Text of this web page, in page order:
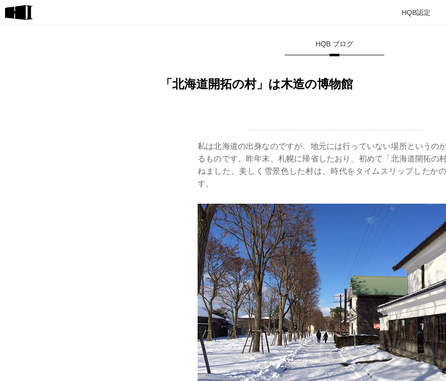
HQB認定
HQB ブログ
「北海道開拓の村」は木造の博物館
私は北海道の出身なのですが、地元には行っていない場所というの
るものです。昨年末、札幌に帰省したおり、初めて「北海道開拓の
ねました。美しく雪景色した村は、時代をタイムスリップしたか
す。